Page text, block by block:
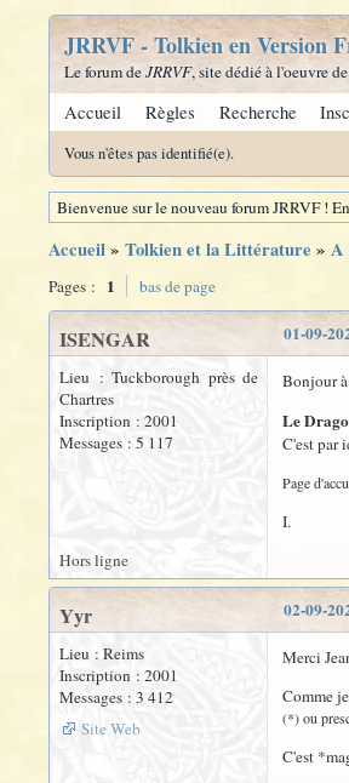
JRRVF - Tolkien en Version
Le forum deJRRVF, site dédié à l'oeuvre
Accueil Règles Recherche
Vous n'êtes pas identifié(e).
Bienvenue sur le nouveau forum JRRVF !
Accueil» Tolkien et la Littérature » A
Pages : 1 bas de page
01-09-
ISENGAR
Lieu : Tuckborough près de
Chartres
Inscription : 2001
Messages : 5 117
Bonjour
Le
C'est par
Page
I.
Hors ligne
02-09-
Yyr
Lieu : Reims
Inscription : 2001
Messages : 3 412
Site Web
Merci
Comme
(*) ou
C'est